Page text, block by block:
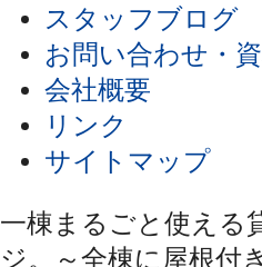
スタッフブログ
お問い合わせ・
会社概要
リンク
サイトマップ
一棟まるごと使える
ジ。～全棟に屋根付